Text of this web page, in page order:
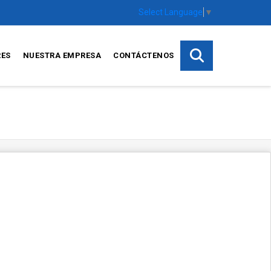
Select Language ▼
NUESTRA EMPRESA CONTÁCTENOS